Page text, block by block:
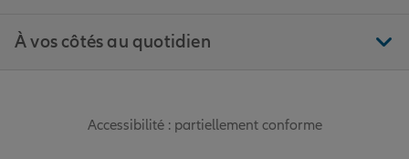
À vos côtés au quotidien
Accessibilité : partiellement conforme